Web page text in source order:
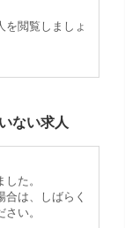
を閲覧しましょ
ない求人
た。
は、しばらく
い。